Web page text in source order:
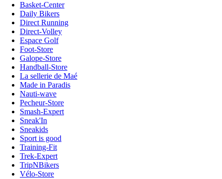
Basket-Center
Daily Bikers
Direct Running
Direct-Volley
Espace Golf
Foot-Store
Galope-Store
Handball-Store
La sellerie de Maé
Made in Paradis
Nauti-wave
Pecheur-Store
Smash-Expert
Sneak'In
Sneakids
Sport is good
Training-Fit
Trek-Expert
TripNBikers
Vélo-Store